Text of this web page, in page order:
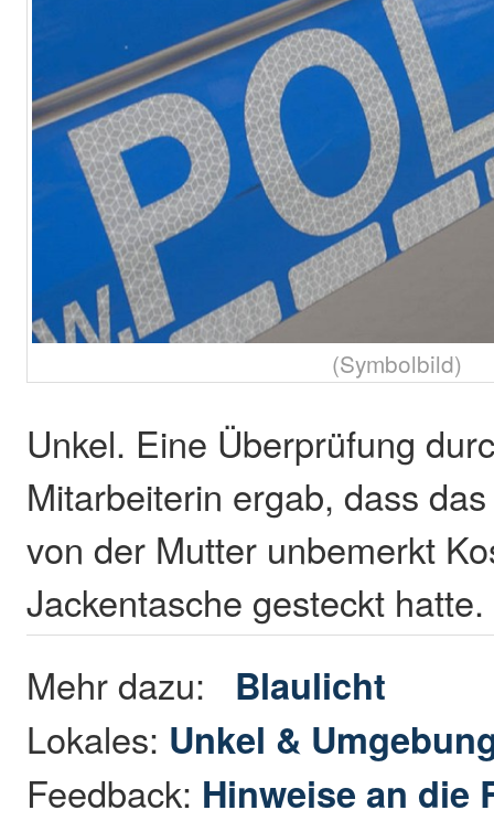
(Symbolbild)
Unkel. Eine Überprüfung
Mitarbeiterin ergab, dass
von der Mutter unbemerkt
Jackentasche gesteckt
Mehr dazu: Blaulicht
Lokales: Unkel &
Feedback: Hinweise an die